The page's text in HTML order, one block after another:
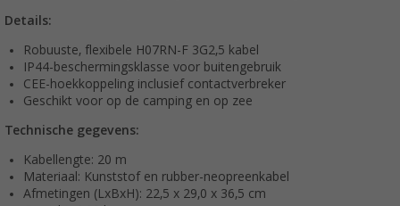
Details:
Robuuste, flexibele H07RN-F 3G2,5 kabel
IP44-beschermingsklasse voor buitengebruik
CEE-hoekkoppeling inclusief contactverbreker
Geschikt voor op de camping en op zee
Technische gegevens:
Kabellengte: 20 m
Materiaal: Kunststof en rubber-neopreenkabel
Afmetingen (LxBxH): 22,5 x 29,0 x 36,5 cm